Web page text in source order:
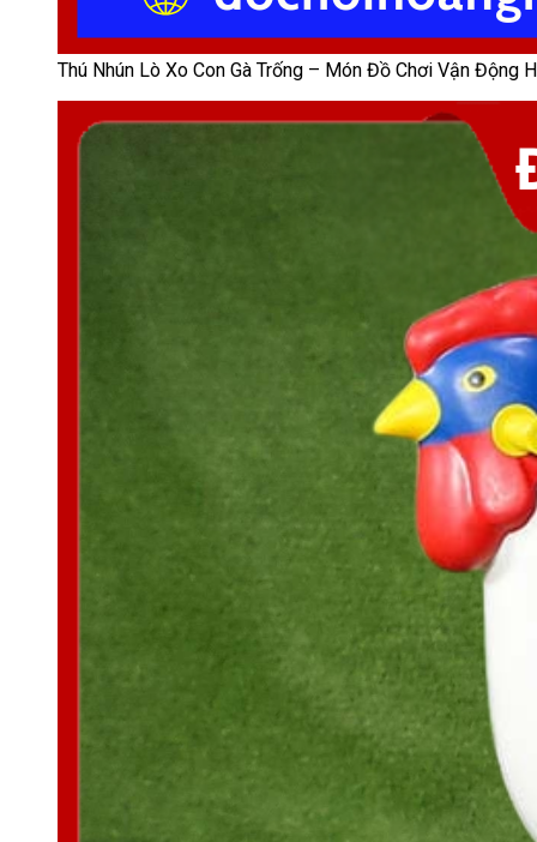
Thú Nhún Lò Xo Con Gà Trống – Món Đồ Chơi Vận Động